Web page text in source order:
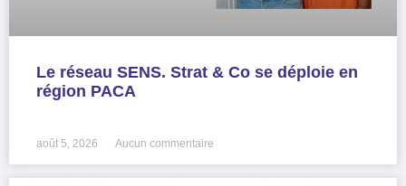
Le réseau SENS. Strat & Co se déploie en
région PACA
août 5, 2026 Aucun commentaire